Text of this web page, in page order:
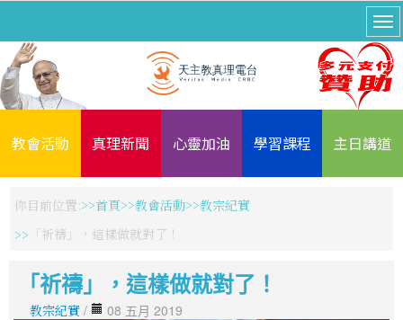
教會活動 真理新聞 心靈加油 學習課程 主日講道
你目前位置: 首頁 教會活動
教宗紀實
「祈禱」，這樣做就對了！
「祈禱」，這樣做就對了！
教宗紀實 / 08 五月 2019